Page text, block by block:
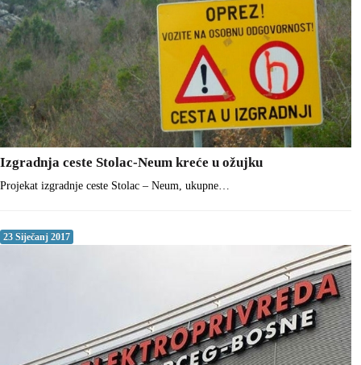
Izgradnja ceste Stolac-Neum kreće u ožujku
Projekat izgradnje ceste Stolac – Neum, ukupne…
23 Siječanj 2017